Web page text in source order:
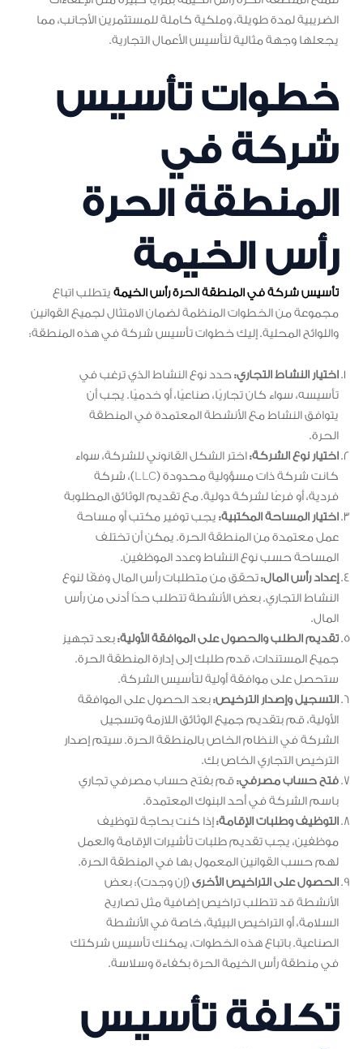
الضريبية لمدة طويلة، وملكية كاملة للمستثمرين الأجانب، مما
يجعلها وجهة مثالية لتأسيس الأعمال التجارية.
خطوات تأسيس
شركة في
المنطقة الحرة
رأس الخيمة
تأسيس شركة في المنطقة الحرة رأس الخيمة يتطلب اتباع
مجموعة من الخطوات المنظمة لضمان الامتثال لجميع القوانين
واللوائح المحلية. إليك خطوات تأسيس شركة في هذه المنطقة:
اختيار النشاط التجاري:حدد نوع النشاط الذي ترغب في
تأسيسه، سواء كان تجاريًا، صناعيًا، أو خدميًا. يجب أن
يتوافق النشاط مع الأنشطة المعتمدة في المنطقة
الحرة.
اختيار نوع الشركة:اختر الشكل القانوني للشركة، سواء
كانت شركة ذات مسؤولية محدودة (LLC)، شركة
فردية، أو فرعًا لشركة دولية. مع تقديم الوثائق المطلوبة
اختيار المساحة المكتبية: يجب توفير مكتب أو مساحة
عمل معتمدة من المنطقة الحرة. يمكن أن تختلف
المساحة حسب نوع النشاط وعدد الموظفين.
إعداد رأس المال:تحقق من متطلبات رأس المال وفقًا لنوع
النشاط التجاري. بعض الأنشطة تتطلب حدًا أدنى من رأس
المال.
تقديم الطلب والحصول على الموافقة الأولية:بعد تجهيز
جميع المستندات، قدم طلبك إلى إدارة المنطقة الحرة.
ستحصل على موافقة أولية لتأسيس الشركة.
التسجيل وإصدار الترخيص:بعد الحصول على الموافقة
الأولية، قم بتقديم جميع الوثائق اللازمة وتسجيل
الشركة في النظام الخاص بالمنطقة الحرة. سيتم إصدار
الترخيص التجاري الخاص بك.
فتح حساب مصرفي:قم بفتح حساب مصرفي تجاري
باسم الشركة في أحد البنوك المعتمدة.
التوظيف وطلبات الإقامة:إذا كنت بحاجة لتوظيف
موظفين، يجب تقديم طلبات تأشيرات الإقامة والعمل
لهم حسب القوانين المعمول بها في المنطقة الحرة.
الحصول على التراخيص الأخرى(إن وجدت): بعض
الأنشطة قد تتطلب تراخيص إضافية مثل تصاريح
السلامة، أو التراخيص البيئية، خاصة في الأنشطة
الصناعية. باتباع هذه الخطوات، يمكنك تأسيس شركتك
في منطقة رأس الخيمة الحرة بكفاءة وسلاسة.
تكلفة تأسيس